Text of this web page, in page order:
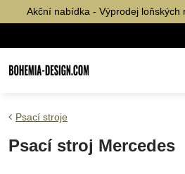
Akční nabídka - Výprodej loňských
Psací stroje
Psací stroj Mercedes